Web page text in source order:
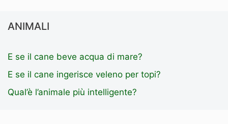
ANIMALI
E se il cane beve acqua di mare?
E se il cane ingerisce veleno per topi?
Qual’è l’animale più intelligente?